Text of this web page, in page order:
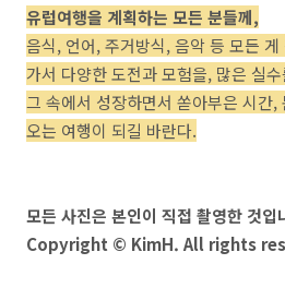
유럽여행을 계획하는 모든 분들께,
음식, 언어, 주거방식, 음악 등 모든
가서 다양한 도전과 모험을, 많은 실
그 속에서 성장하면서 쏟아부은 시간,
오는 여행이 되길 바란다.
모든 사진은 본인이 직접 촬영한 것입
Copyright © KimH. All rights